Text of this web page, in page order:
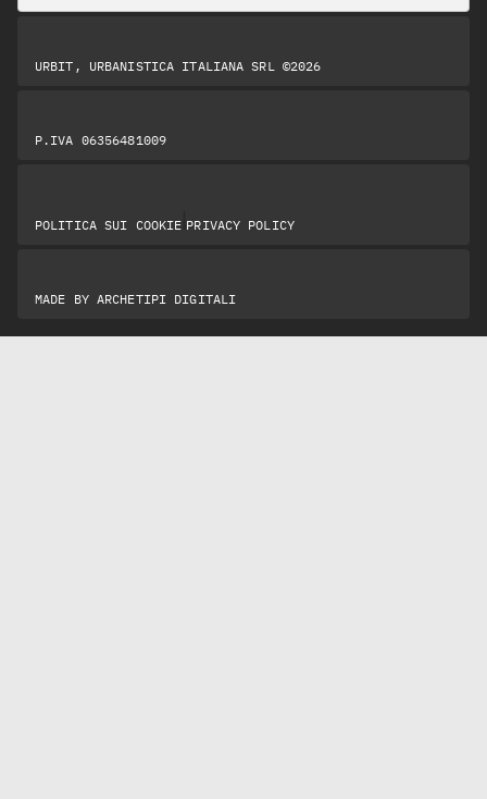
URBIT, URBANISTICA ITALIANA SRL ©2026
P.IVA 06356481009
POLITICA SUI COOKIE PRIVACY POLICY
MADE BY ARCHETIPI DIGITALI